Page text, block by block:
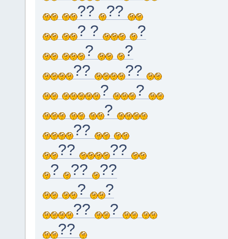
??
??
? ?
?
?
?
??
??
?
?
?
??
??
??
?
??
??
?
?
??
?
??